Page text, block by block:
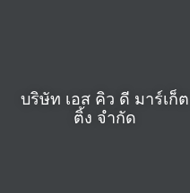
บริษัท เอส คิว ดี มาร์เก็ต
ติ้ง จำกัด